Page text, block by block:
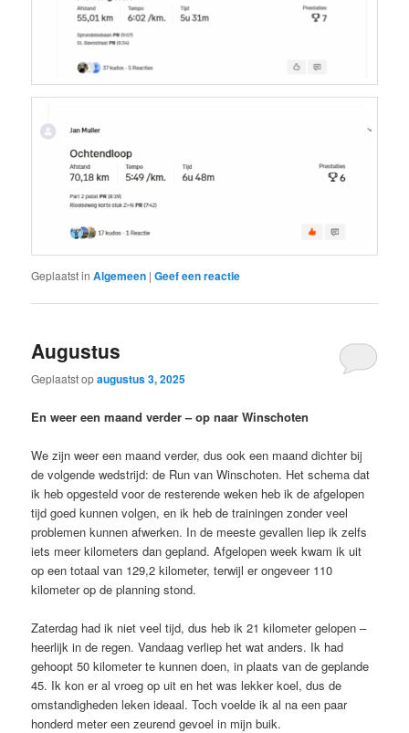
Geplaatst in Algemeen |Geef een reactie
Augustus
Geplaatst opaugustus 3, 2025
En weer een maand verder – op naar Winschoten
We zijn weer een maand verder, dus ook een maand dichter bij
de volgende wedstrijd: de Run van Winschoten. Het schema dat
ik heb opgesteld voor de resterende weken heb ik de afgelopen
tijd goed kunnen volgen, en ik heb de trainingen zonder veel
problemen kunnen afwerken. In de meeste gevallen liep ik zelfs
iets meer kilometers dan gepland. Afgelopen week kwam ik uit
op een totaal van 129,2 kilometer, terwijl er ongeveer 110
kilometer op de planning stond.
Zaterdag had ik niet veel tijd, dus heb ik 21 kilometer gelopen –
heerlijk in de regen. Vandaag verliep het wat anders. Ik had
gehoopt 50 kilometer te kunnen doen, in plaats van de geplande
45. Ik kon er al vroeg op uit en het was lekker koel, dus de
omstandigheden leken ideaal. Toch voelde ik al na een paar
honderd meter een zeurend gevoel in mijn buik.